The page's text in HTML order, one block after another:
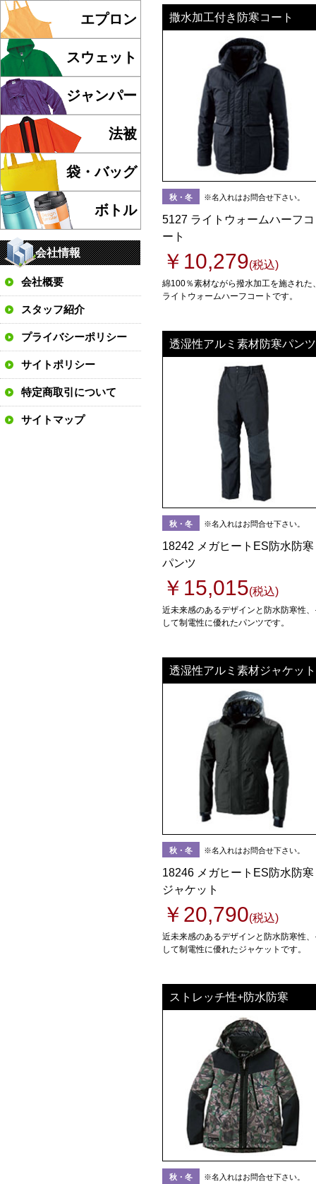
撒水加工付き防寒コート
秋・冬 ※名入れはお問合せ下さい。
5127 ライトウォームハーフコ
ート
￥10,279(税込)
綿100％素材ながら撥水加工を施された
ライトウォームハーフコートです。
透湿性アルミ素材防寒パンツ
秋・冬 ※名入れはお問合せ下さい。
18242 メガヒートES防水防寒
パンツ
￥15,015(税込)
近未来感のあるデザインと防水防寒性
して制電性に優れたパンツです。
透湿性アルミ素材ジャケット
秋・冬 ※名入れはお問合せ下さい。
18246 メガヒートES防水防寒
ジャケット
￥20,790(税込)
近未来感のあるデザインと防水防寒性
して制電性に優れたジャケットです。
ストレッチ性+防水防寒
秋・冬 ※名入れはお問合せ下さい。
エプロン
スウェット
ジャンパー
法被
袋・バッグ
ボトル
会社情報
会社概要
スタッフ紹介
プライバシーポリシー
サイトポリシー
特定商取引について
サイトマップ